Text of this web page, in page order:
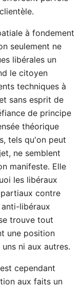
à fondement
seulement ne
libérales un
le citoyen
techniques à
sans esprit de
de principe
théorique
tels qu'on peut
ne semblent
manifeste. Elle
les libéraux
contre
libéraux
trouve tout
une position
ni aux autres.
cependant
aux faits un